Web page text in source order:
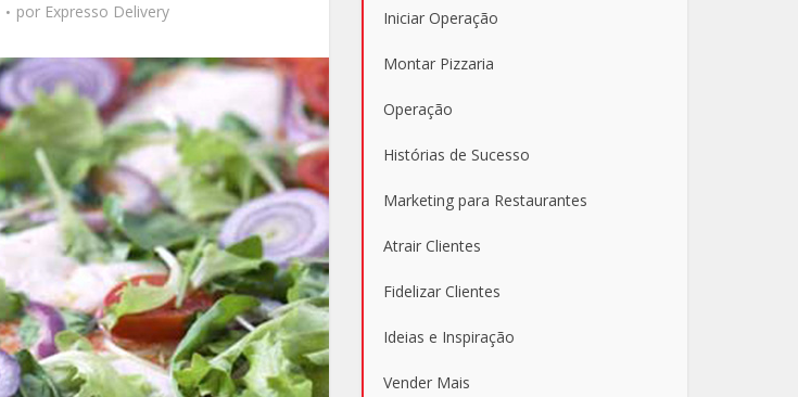
por Expresso Delivery Iniciar Operação
Montar Pizzaria
Operação
Histórias de Sucesso
Marketing para Restaurantes
Atrair Clientes
Fidelizar Clientes
Ideias e Inspiração
Vender Mais